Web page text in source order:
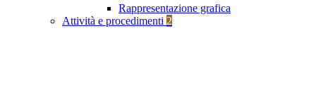
Rappresentazione grafica
Attività e procedimenti 2